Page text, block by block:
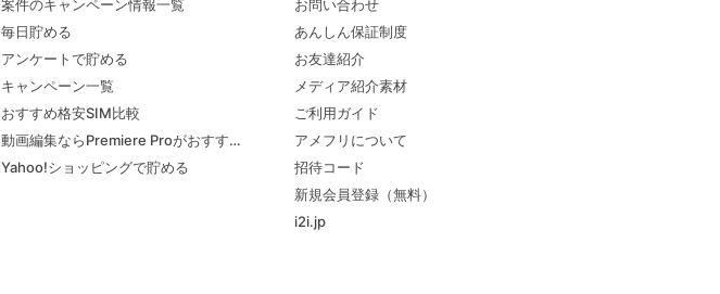
案件のキャンペーン情報一覧
毎日貯める
アンケートで貯める
キャンペーン一覧
おすすめ格安SIM比較
動画編集ならPremiere Proがおすすめ！
Yahoo!ショッピングで貯める
お問い合わせ
あんしん保証制度
お友達紹介
メディア紹介素材
ご利用ガイド
アメフリについて
招待コード
新規会員登録（無料）
i2i.jp